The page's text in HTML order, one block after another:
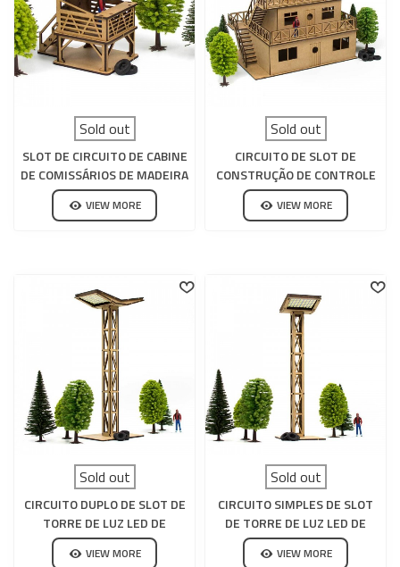
Sold out
SLOT DE CIRCUITO DE CABINE
DE COMISSÁRIOS DE MADEIRA
VIEW MORE
Sold out
CIRCUITO DE SLOT DE
CONSTRUÇÃO DE CONTROLE
DE MADEIRA
VIEW MORE
Sold out
CIRCUITO DUPLO DE SLOT DE
TORRE DE LUZ LED DE
MADEIRA
VIEW MORE
Sold out
CIRCUITO SIMPLES DE SLOT
DE TORRE DE LUZ LED DE
MADEIRA CARRERA 132-124
VIEW MORE